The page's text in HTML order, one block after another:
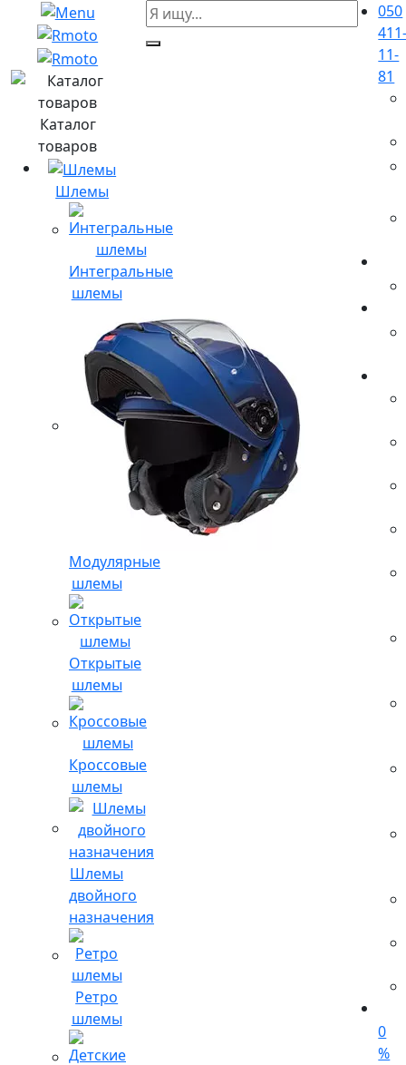
Каталог
товаров
Шлемы
Интегральные
шлемы
Модулярные
шлемы
Открытые
шлемы
Кроссовые
шлемы
Шлемы
двойного
назначения
Ретро
шлемы
050
11-
81
0
%